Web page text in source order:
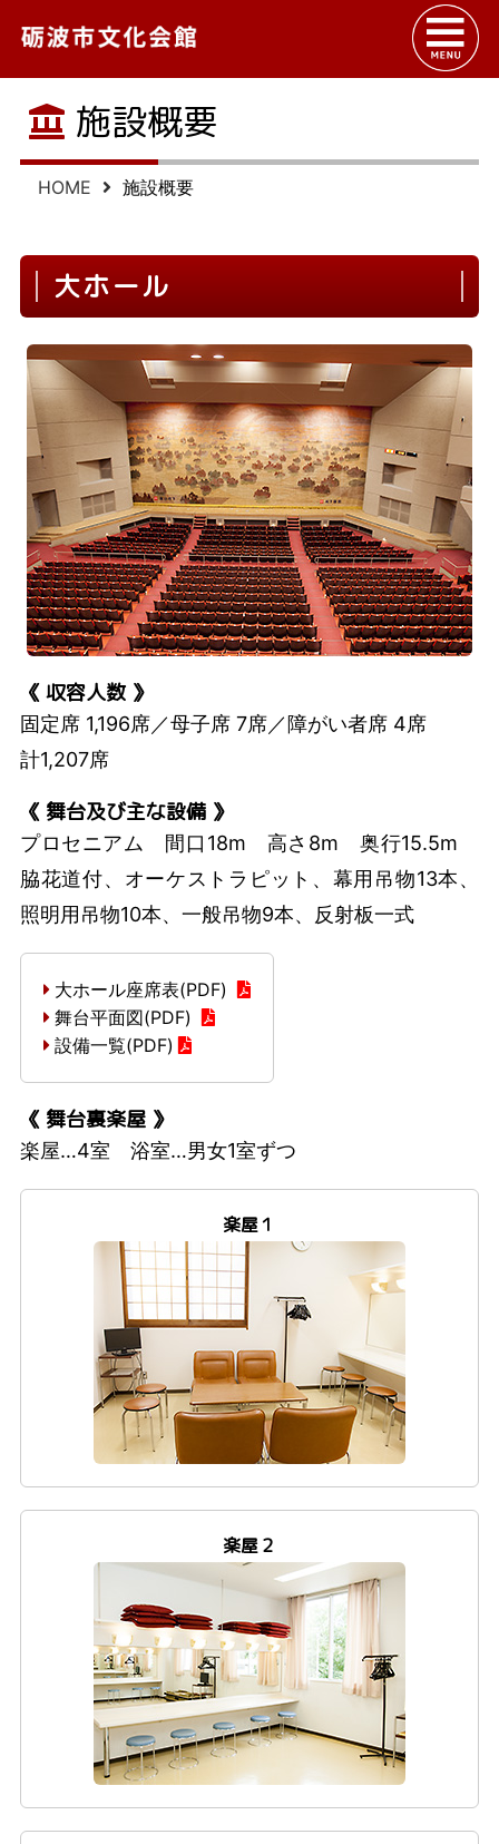
施設概要
HOME 施設概要
大ホール
《 収容人数 》
固定席 1,196席／母子席 7席／障がい者席 4席
計1,207席
《 舞台及び主な設備 》
プロセニアム 間口18m 高さ8m 奥行15.5m
脇花道付、オーケストラピット、幕用吊物13本、
照明用吊物10本、一般吊物9本、反射板一式
大ホール座席表(PDF)
舞台平面図(PDF)
設備一覧(PDF)
《 舞台裏楽屋 》
楽屋…4室 浴室…男女1室ずつ
楽屋１
楽屋２